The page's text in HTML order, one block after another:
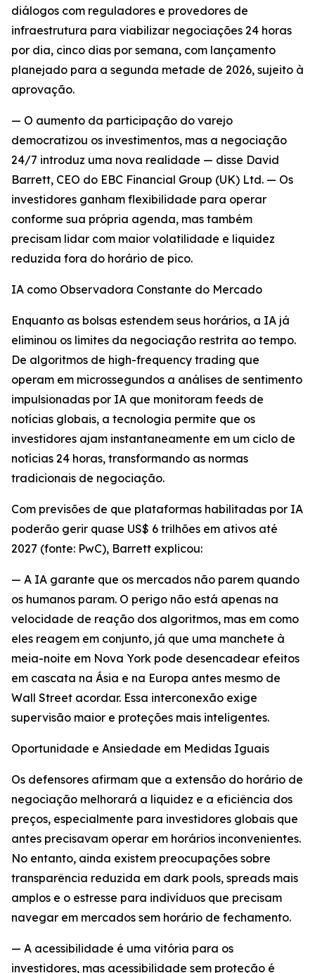
diálogos com reguladores e provedores de
infraestrutura para viabilizar negociações 24 horas
por dia, cinco dias por semana, com lançamento
planejado para a segunda metade de 2026, sujeito à
aprovação.
— O aumento da participação do varejo
democratizou os investimentos, mas a negociação
24/7 introduz uma nova realidade — disse David
Barrett, CEO do EBC Financial Group (UK) Ltd. — Os
investidores ganham flexibilidade para operar
conforme sua própria agenda, mas também
precisam lidar com maior volatilidade e liquidez
reduzida fora do horário de pico.
IA como Observadora Constante do Mercado
Enquanto as bolsas estendem seus horários, a IA já
eliminou os limites da negociação restrita ao tempo.
De algoritmos de high-frequency trading que
operam em microssegundos a análises de sentimento
impulsionadas por IA que monitoram feeds de
notícias globais, a tecnologia permite que os
investidores ajam instantaneamente em um ciclo de
notícias 24 horas, transformando as normas
tradicionais de negociação.
Com previsões de que plataformas habilitadas por IA
poderão gerir quase US$ 6 trilhões em ativos até
2027 (fonte: PwC), Barrett explicou:
— A IA garante que os mercados não parem quando
os humanos param. O perigo não está apenas na
velocidade de reação dos algoritmos, mas em como
eles reagem em conjunto, já que uma manchete à
meia-noite em Nova York pode desencadear efeitos
em cascata na Ásia e na Europa antes mesmo de
Wall Street acordar. Essa interconexão exige
supervisão maior e proteções mais inteligentes.
Oportunidade e Ansiedade em Medidas Iguais
Os defensores afirmam que a extensão do horário de
negociação melhorará a liquidez e a eficiência dos
preços, especialmente para investidores globais que
antes precisavam operar em horários inconvenientes.
No entanto, ainda existem preocupações sobre
transparência reduzida em dark pools, spreads mais
amplos e o estresse para indivíduos que precisam
navegar em mercados sem horário de fechamento.
— A acessibilidade é uma vitória para os
investidores, mas acessibilidade sem proteção é